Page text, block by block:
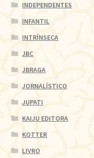
INDEPENDENTES
INFANTIL
INTRÍNSECA
JBC
JBRAGA
JORNALÍSTICO
JUPATI
KAIJU EDITORA
KOTTER
LIVRO